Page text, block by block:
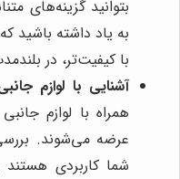
بتوانید گزینه‌های
به یاد داشته باشید
با کیفیت‌تر، در
آشنایی با لوازم
همراه با لوازم
عرضه می‌شوند.
شما کاربردی هستند